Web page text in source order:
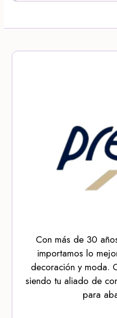
Con más de 30
importamos lo
decoración y moda.
siendo tu aliado de
para